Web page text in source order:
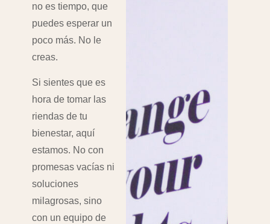
no es tiempo, que
puedes esperar un
poco más. No le
creas.
Si sientes que es
hora de tomar las
riendas de tu
bienestar, aquí
estamos. No con
promesas vacías ni
soluciones
milagrosas, sino
con un equipo de